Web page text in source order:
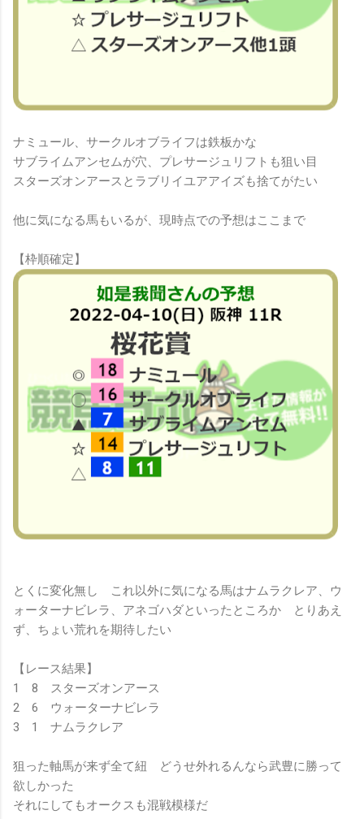
ナミュール、サークルオブライフは鉄板かな
サブライムアンセムが穴、プレサージュリフトも狙い目
スターズオンアースとラブリイユアアイズも捨てがたい
他に気になる馬もいるが、現時点での予想はここまで
【枠順確定】
とくに変化無し これ以外に気になる馬はナムラクレア、ウ
ォーターナビレラ、アネゴハダといったところか とりあえ
ず、ちょい荒れを期待したい
【レース結果】
1 8 スターズオンアース
2 6 ウォーターナビレラ
3 1 ナムラクレア
狙った軸馬が来ず全て紐 どうせ外れるんなら武豊に勝って
欲しかった
それにしてもオークスも混戦模様だ